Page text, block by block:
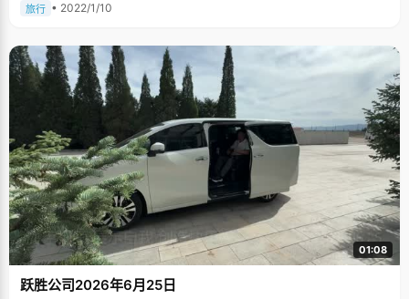
旅行 • 2022/1/10
01:08
跃胜公司2026年6月25日